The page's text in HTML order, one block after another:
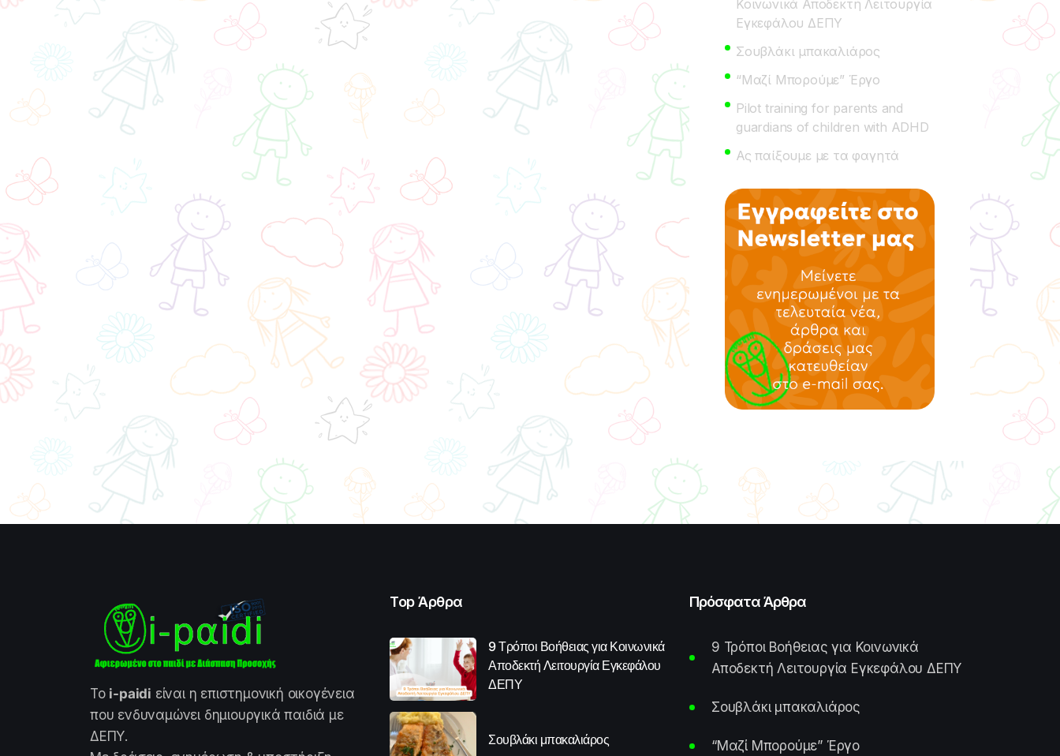
Κοινωνικά Αποδεκτή Λειτουργία
Εγκεφάλου ΔΕΠΥ
Σουβλάκι μπακαλιάρος
“Μαζί Μπορούμε” Έργο
Pilot training for parents and
guardians of children with ADHD
Ας παίξουμε με τα φαγητά
Το i-paidi είναι η επιστημονική οικογένεια
που ενδυναμώνει δημιουργικά παιδιά με
ΔΕΠΥ.
Top Άρθρα
9 Τρόποι Βοήθειας για Κοινωνικά
Αποδεκτή Λειτουργία Εγκεφάλου
ΔΕΠΥ
Σουβλάκι μπακαλιάρος
Πρόσφατα Άρθρα
9 Τρόποι Βοήθειας για Κοινωνικά
Αποδεκτή Λειτουργία Εγκεφάλου ΔΕΠΥ
Σουβλάκι μπακαλιάρος
“Μαζί Μπορούμε” Έργο